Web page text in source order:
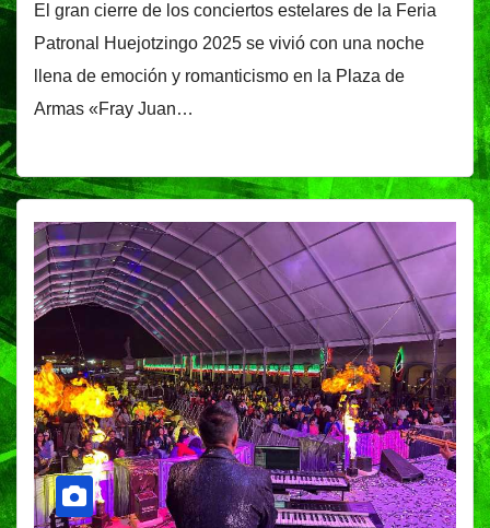
El gran cierre de los conciertos estelares de la Feria
Patronal Huejotzingo 2025 se vivió con una noche
llena de emoción y romanticismo en la Plaza de
Armas «Fray Juan…